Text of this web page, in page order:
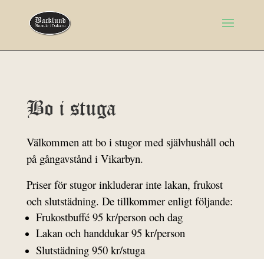
Bo i stuga
Välkommen att bo i stugor med självhushåll och
på gångavstånd i Vikarbyn.
Priser för stugor inkluderar inte lakan, frukost
och slutstädning. De tillkommer enligt följande:
Frukostbuffé 95 kr/person och dag
Lakan och handdukar 95 kr/person
Slutstädning 950 kr/stuga